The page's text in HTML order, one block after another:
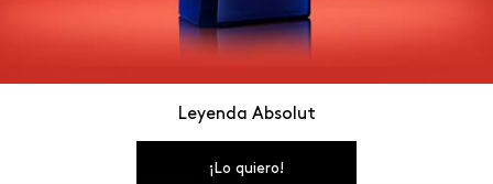
Leyenda Absolut
¡Lo quiero!